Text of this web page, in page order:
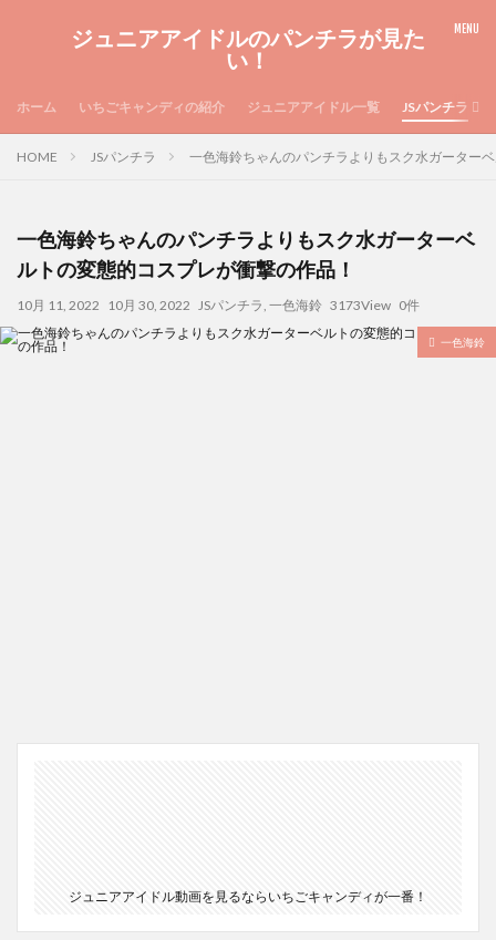
ジュニアアイドルのパンチラが見た
い！
ホーム いちごキャンディの紹介 ジュニアアイドル一覧 JSパンチラ
HOME JSパンチラ 一色海鈴ちゃんのパンチラよりもスク水ガーター
一色海鈴ちゃんのパンチラよりもスク水ガーターベ
ルトの変態的コスプレが衝撃の作品！
10月 11, 2022 10月 30, 2022 JSパンチラ, 一色海鈴 3173View 0件
一色海鈴
ジュニアアイドル動画を見るならいちごキャンディが一番！